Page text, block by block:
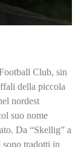
Club, sin
della piccola
nordest
suo nome
Da “Skellig” a
tradotti in